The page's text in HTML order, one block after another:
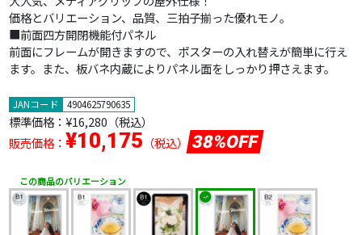
価格とバリエーション、品質、三拍子揃った優れモノ。
■前面四方開閉機能付パネル
前面にフレームが開きますので、ポスターの入れ替えが簡単に行え
ます。また、板バネ内蔵によりパネル面をしっかり押さえます。
JANコード 4904625790635
標準価格： ¥16,280 （税込）
販売価格： ¥10,175 （税込） 38%OFF
この商品のバリエーション